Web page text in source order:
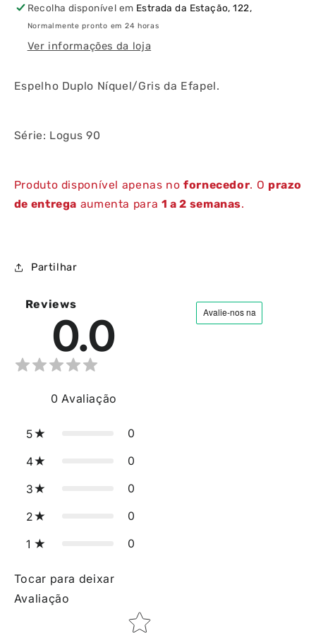
Recolha disponível em Estrada da Estação, 122,
Normalmente pronto em 24 horas
Ver informações da loja
Espelho Duplo Níquel/Gris da Efapel.
Série: Logus 90
Produto disponível apenas nofornecedor. O prazo
de entrega aumenta para 1 a 2 semanas.
Partilhar
Reviews
0.0
0 Avaliação
5 0
4 0
3 0
2 0
1 0
Tocar para deixar
Avaliação
Star rating